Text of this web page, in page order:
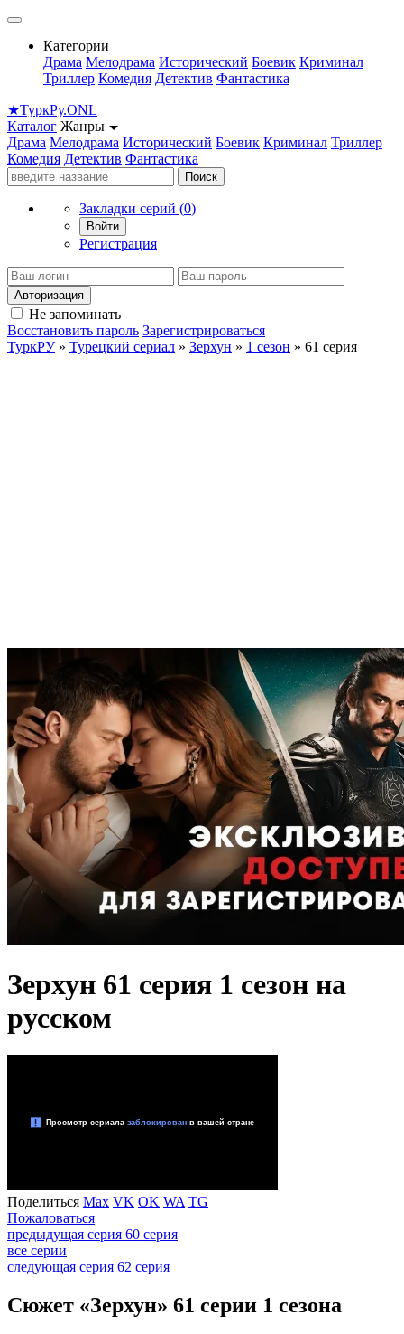
Категории
Драма Мелодрама Исторический Боевик Криминал
Триллер Комедия Детектив Фантастика
★ТуркРу.ONL
Каталог Жанры
Драма Мелодрама Исторический Боевик Криминал Триллер
Комедия Детектив Фантастика
Поиск
Закладки серий (0)
Войти
Регистрация
Авторизация
Не запоминать
Восстановить пароль Зарегистрироваться
ТуркРУ» Турецкий сериал » Зерхун » 1 сезон » 61 серия
Зерхун 61 серия 1 сезон на
русском
Поделиться Max VK OK WA TG
Пожаловаться
предыдущая серия 60 серия
все серии
следующая серия 62 серия
Сюжет «Зерхун» 61 серии 1 сезона